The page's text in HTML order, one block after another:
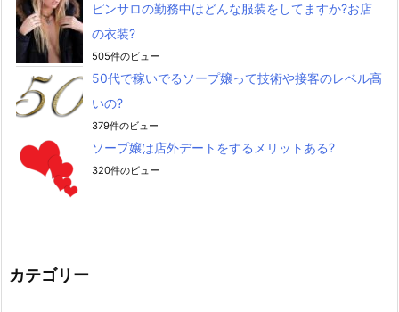
ピンサロの勤務中はどんな服装をしてますか?お店
の衣装?
505件のビュー
50代で稼いでるソープ嬢って技術や接客のレベル高
いの?
379件のビュー
ソープ嬢は店外デートをするメリットある?
320件のビュー
カテゴリー